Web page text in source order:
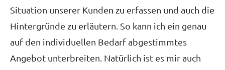
Situation unserer Kunden zu erfassen und auch die
Hintergründe zu erläutern. So kann ich ein genau
auf den individuellen Bedarf abgestimmtes
Angebot unterbreiten. Natürlich ist es mir auch